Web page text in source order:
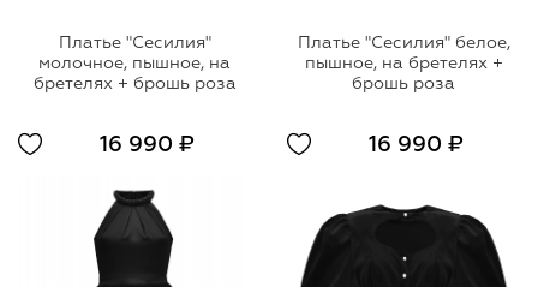
Платье "Сесилия"
молочное, пышное, на
бретелях + брошь роза
16 990 ₽
Платье "Сесилия" белое,
пышное, на бретелях +
брошь роза
16 990 ₽